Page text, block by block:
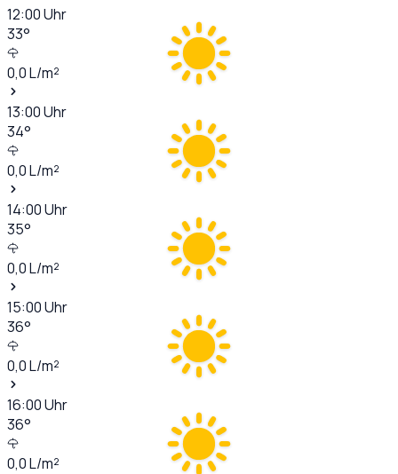
12:00Uhr
33°
0,0L/m²
13:00Uhr
34°
0,0L/m²
14:00Uhr
35°
0,0L/m²
15:00Uhr
36°
0,0L/m²
16:00Uhr
36°
0,0L/m²